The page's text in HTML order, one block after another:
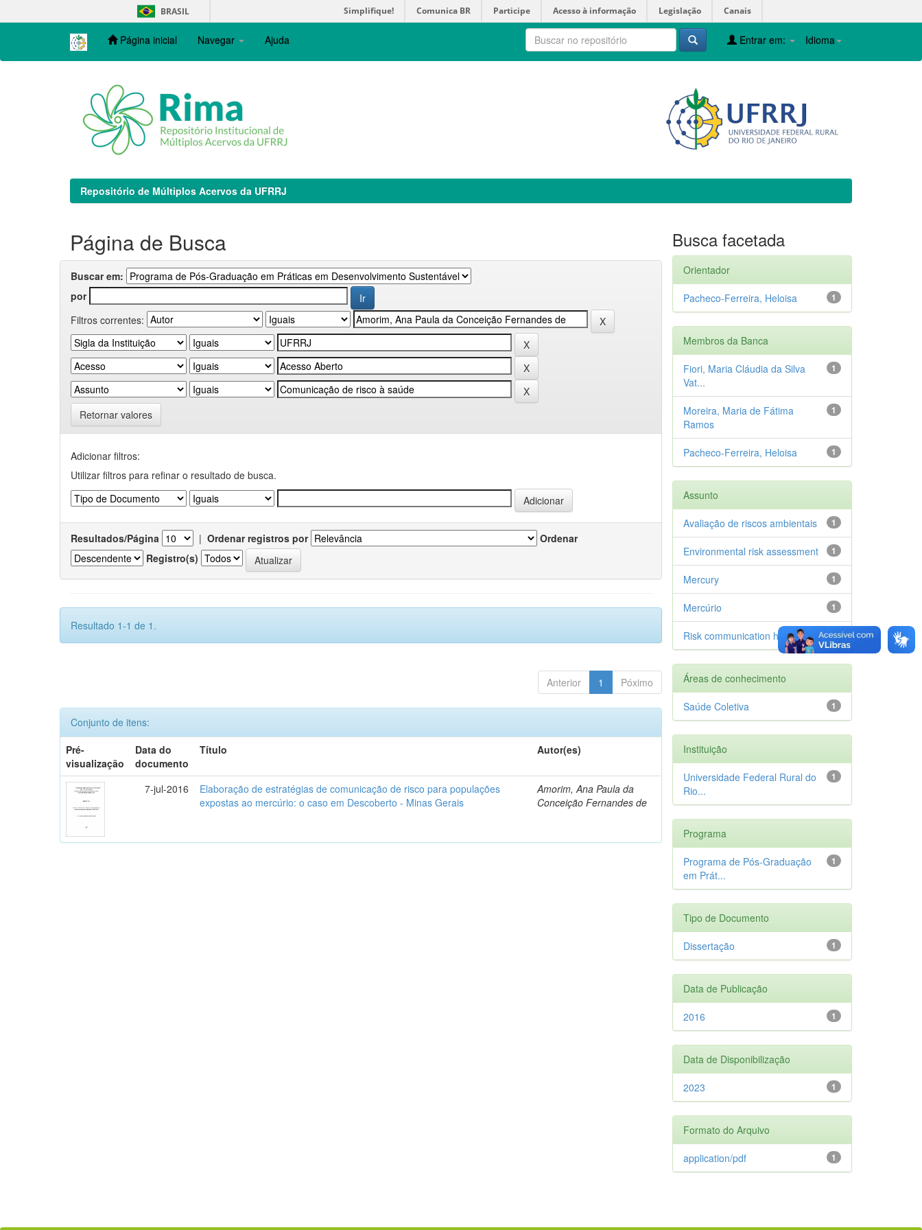
navigation
BRASIL Simplifique! Comunica BR Participe Acesso à informação Legislação Canais
Página inicial Navegar Ajuda Idioma
Entrar em:
Repositório de Múltiplos Acervos da UFRRJ
Página de Busca
Buscar em:
por
Filtros correntes:
Retornar valores
Adicionar filtros:
Utilizar filtros para refinar o resultado de busca.
Resultados/Página | Ordenar registros por
Ordenar
Registro(s)
Resultado 1-1 de 1.
Anterior 1 Póximo
Conjunto de itens:
Pré-
visualização
Data do
documento
Título Autor(es)
7-jul-2016
Elaboração de estratégias de comunicação de risco para populações
expostas ao mercúrio: o caso em Descoberto - Minas Gerais
Amorim, Ana Paula da
Conceição Fernandes de
Busca facetada
Orientador
1
Pacheco-Ferreira, Heloisa
Membros da Banca
1
Fiori, Maria Cláudia da Silva
Vat...
1
Moreira, Maria de Fátima
Ramos
1
Pacheco-Ferreira, Heloisa
Assunto
1
Avaliação de riscos ambientais
1
Environmental risk assessment
1
Mercury
1
Mercúrio
1
Risk communication health
Áreas de conhecimento
1
Saúde Coletiva
Instituição
1
Universidade Federal Rural do
Rio...
Programa
1
Programa de Pós-Graduação
em Prát...
Tipo de Documento
1
Dissertação
Data de Publicação
1
2016
Data de Disponibilização
1
2023
Formato do Arquivo
1
application/pdf